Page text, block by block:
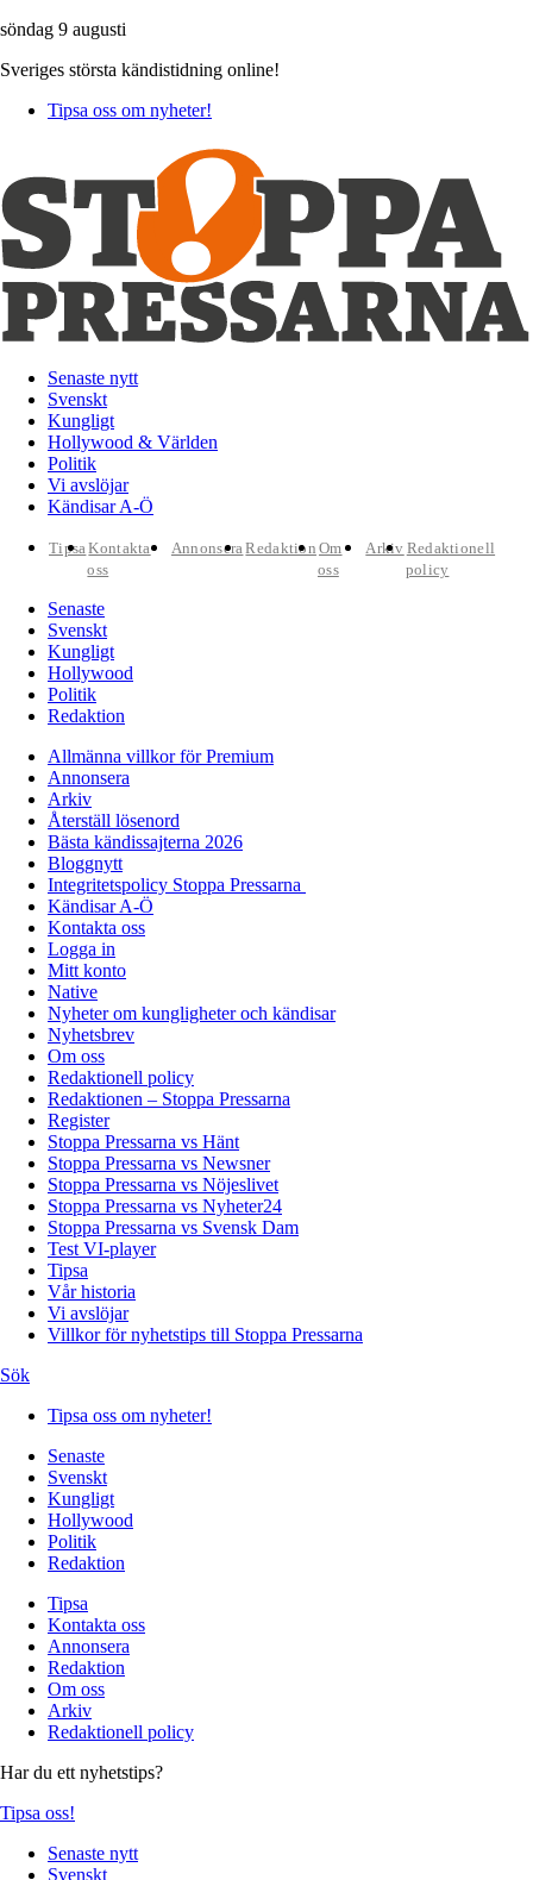
söndag 9 augusti
Sveriges största kändistidning online!
Tipsa oss om nyheter!
Senaste nytt
Svenskt
Kungligt
Hollywood & Världen
Politik
Vi avslöjar
Kändisar A-Ö
TipsaKontakta
oss
AnnonseraRedaktion Om
oss
Arkiv Redaktionell
policy
Senaste
Svenskt
Kungligt
Hollywood
Politik
Redaktion
Allmänna villkor för Premium
Annonsera
Arkiv
Återställ lösenord
Bästa kändissajterna 2026
Bloggnytt
Integritetspolicy Stoppa Pressarna
Kändisar A-Ö
Kontakta oss
Logga in
Mitt konto
Native
Nyheter om kungligheter och kändisar
Nyhetsbrev
Om oss
Redaktionell policy
Redaktionen – Stoppa Pressarna
Register
Stoppa Pressarna vs Hänt
Stoppa Pressarna vs Newsner
Stoppa Pressarna vs Nöjeslivet
Stoppa Pressarna vs Nyheter24
Stoppa Pressarna vs Svensk Dam
Test VI-player
Tipsa
Vår historia
Vi avslöjar
Villkor för nyhetstips till Stoppa Pressarna
Sök
Tipsa oss om nyheter!
Senaste
Svenskt
Kungligt
Hollywood
Politik
Redaktion
Tipsa
Kontakta oss
Annonsera
Redaktion
Om oss
Arkiv
Redaktionell policy
Har du ett nyhetstips?
Tipsa oss!
Senaste nytt
Svenskt